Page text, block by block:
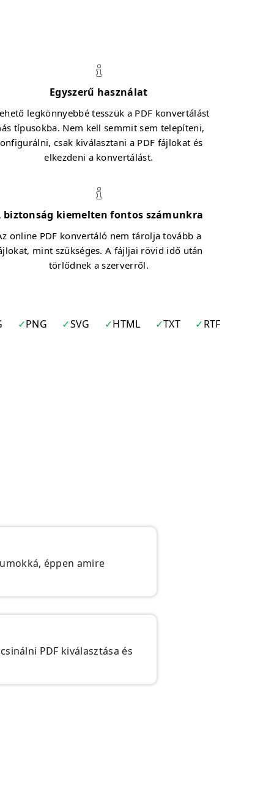
Egyszerű használat
legkönnyebbé tesszük a PDF konvertálást
típusokba. Nem kell semmit sem telepíteni,
csak kiválasztani a PDF fájlokat és
elkezdeni a konvertálást.
biztonság kiemelten fontos számunkra
online PDF konvertáló nem tárolja tovább a
mint szükséges. A fájljai rövid idő után
törlődnek a szerverről.
PNG SVG HTML TXT RTF
éppen amire
PDF kiválasztása és